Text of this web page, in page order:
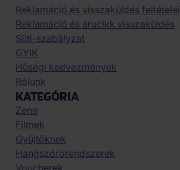
Reklamáció és visszaküldés feltételei
Reklamáció és árucikk visszaküldés
Süti-szabályzat
GYIK
Hűségi kedvezmények
Rólunk
KATEGÓRIA
Zene
Filmek
Gyűjtőknek
Hangszórórendszerek
Voucherek